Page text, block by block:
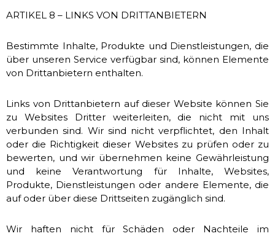
ARTIKEL 8 – LINKS VON DRITTANBIETERN
Bestimmte Inhalte, Produkte und Dienstleistungen, die
über unseren Service verfügbar sind, können Elemente
von Drittanbietern enthalten.
Links von Drittanbietern auf dieser Website können Sie
zu Websites Dritter weiterleiten, die nicht mit uns
verbunden sind. Wir sind nicht verpflichtet, den Inhalt
oder die Richtigkeit dieser Websites zu prüfen oder zu
bewerten, und wir übernehmen keine Gewährleistung
und keine Verantwortung für Inhalte, Websites,
Produkte, Dienstleistungen oder andere Elemente, die
auf oder über diese Drittseiten zugänglich sind.
Wir haften nicht für Schäden oder Nachteile im